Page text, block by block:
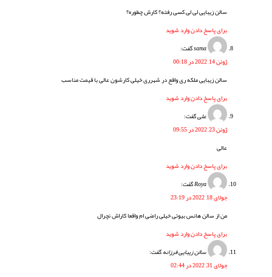
سالن زیبایی لی لی کسی رفته؟ کارش چطوره؟
برای پاسخ دادن وارد شوید
samaگفت:
ژوئن 14, 2022 در 00:18
سالن زیبایی ملکه ری واقع در شهرری خیلی کارشون عالی با قیمت مناسب
برای پاسخ دادن وارد شوید
علیگفت:
ژوئن 23, 2022 در 09:55
عالی
برای پاسخ دادن وارد شوید
Royaگفت:
جولای 18, 2022 در 23:19
من از سالن هانس بیوتی خیلی راضی ام واقعا کاراش نچرال
برای پاسخ دادن وارد شوید
سالن زیبایی فرزانهگفت:
جولای 31, 2022 در 02:44